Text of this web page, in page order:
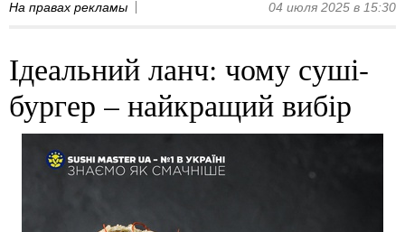
На правах рекламы 04 июля 2025 в 15:30
Ідеальний ланч: чому суші-
бургер – найкращий вибір